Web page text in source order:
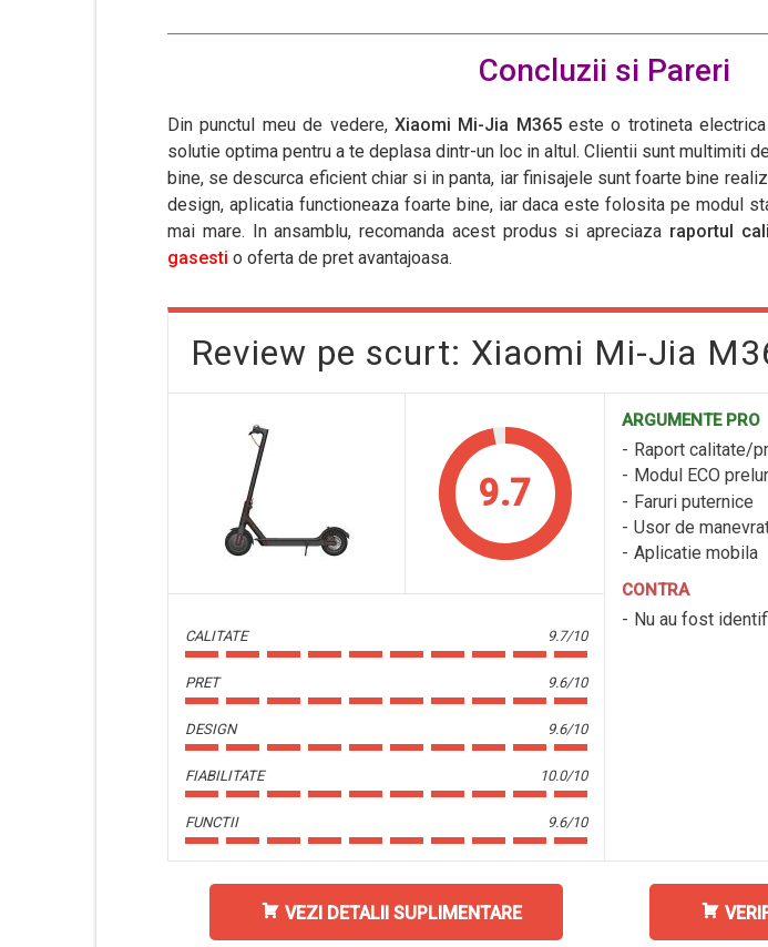
Concluzii si Pareri
Din punctul meu de vedere, Xiaomi Mi-Jia M365este o trotineta
solutie optima pentru a te deplasa dintr-un loc in altul. Clientii sunt multimiti
bine, se descurca eficient chiar si in panta, iar finisajele sunt foarte bine
design, aplicatia functioneaza foarte bine, iar daca este folosita pe modul
mai mare. In ansamblu, recomanda acest produs si apreciaza raportul
gasesti o oferta de pret avantajoasa.
Review pe scurt: Xiaomi Mi-Jia
9.7
CALITATE 9.7/10
PRET 9.6/10
DESIGN 9.6/10
FIABILITATE 10.0/10
FUNCTII 9.6/10
ARGUMENTE PRO
Raport calitate/
Modul ECO
Faruri puternice
Usor de
Aplicatie mobila
CONTRA
Nu au fost
VEZI DETALII SUPLIMENTARE